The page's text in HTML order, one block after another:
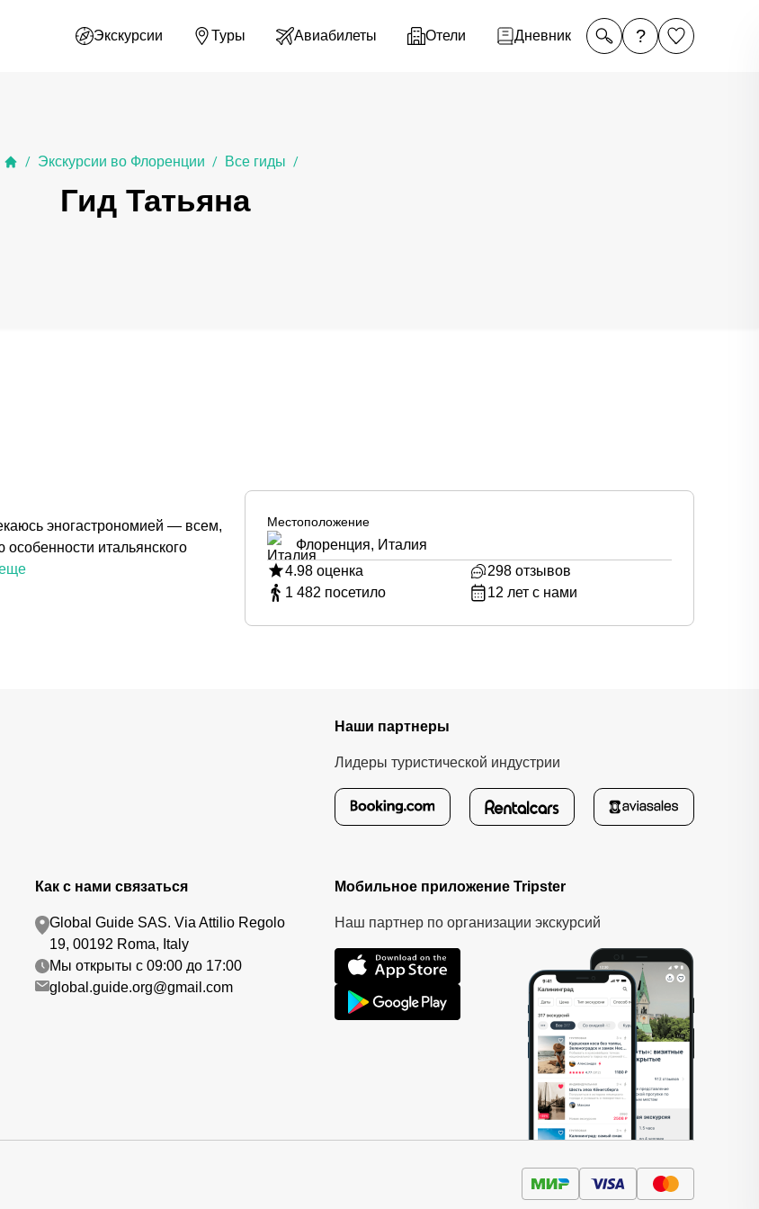
Экскурсии Туры Авиабилеты Отели Дневник ?
/ Экскурсии во Флоренции / Все гиды /
Гид Татьяна
эногастрономией — всем,
итальянского
Местоположение
Флоренция, Италия
4.98 оценка 298 отзывов
1 482 посетило 12 лет с нами
Наши партнеры
Лидеры туристической индустрии
Как с нами связаться
Global Guide SAS. Via Attilio Regolo
19, 00192 Roma, Italy
Мы открыты с 09:00 до 17:00
global.guide.org@gmail.com
Мобильное приложение Tripster
Наш партнер по организации экскурсий